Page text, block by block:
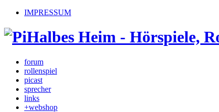
IMPRESSUM
forum
rollenspiel
picast
sprecher
links
+webshop